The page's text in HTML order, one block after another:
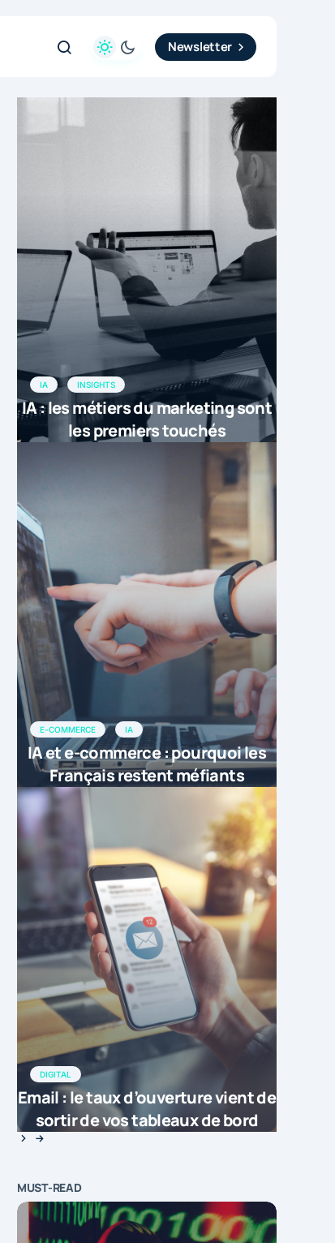
Newsletter
IA INSIGHTS
IA : les métiers du marketing sont
les premiers touchés
E-COMMERCE IA
IA et e-commerce : pourquoi les
Français restent méfiants
DIGITAL
Email : le taux d’ouverture vient de
sortir de vos tableaux de bord
MUST-READ